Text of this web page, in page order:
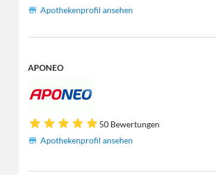
Apothekenprofil ansehen
APONEO
50 Bewertungen
Apothekenprofil ansehen